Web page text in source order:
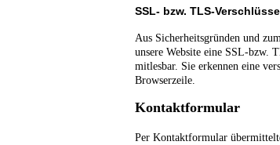
SSL- bzw. TLS-
Aus Sicherheitsgründen und
unsere Website eine SSL-bzw.
mitlesbar. Sie erkennen eine
Browserzeile.
Kontaktformular
Per Kontaktformular